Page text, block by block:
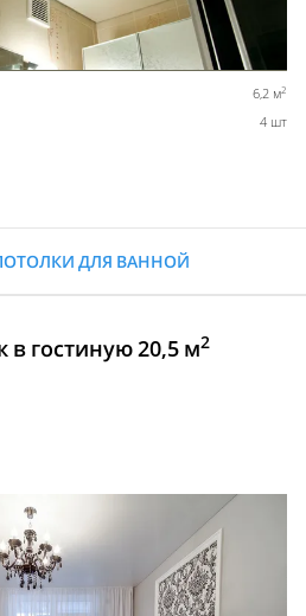
6,2 м2
4 шт
ДЛЯ ВАННОЙ
в гостиную 20,5 м2